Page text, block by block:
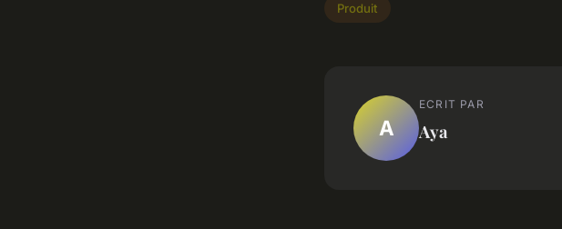
Produit
A
ECRIT PAR
Aya